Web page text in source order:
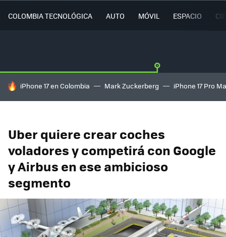
COLOMBIA TECNOLÓGICA AUTO MÓVIL ESPACIO
HOY SE HABLA DE
iPhone 17 en Colombia Mark Zuckerberg iPhone 17 Pro
Uber quiere crear coches
voladores y competirá con Google
y Airbus en ese ambicioso
segmento